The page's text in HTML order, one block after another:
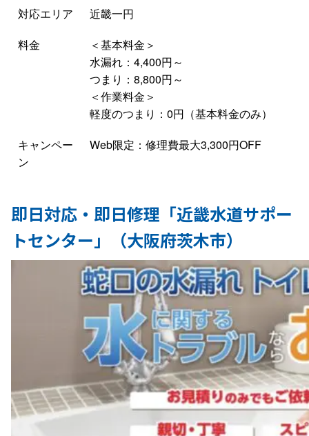
対応エリア
近畿一円
料金
＜基本料金＞
水漏れ：4,400円～
つまり：8,800円～
＜作業料金＞
軽度のつまり：0円（基本料金のみ）
キャンペー
ン
Web限定：修理費最大3,300円OFF
即日対応・即日修理「近畿水道サポー
トセンター」（大阪府茨木市）